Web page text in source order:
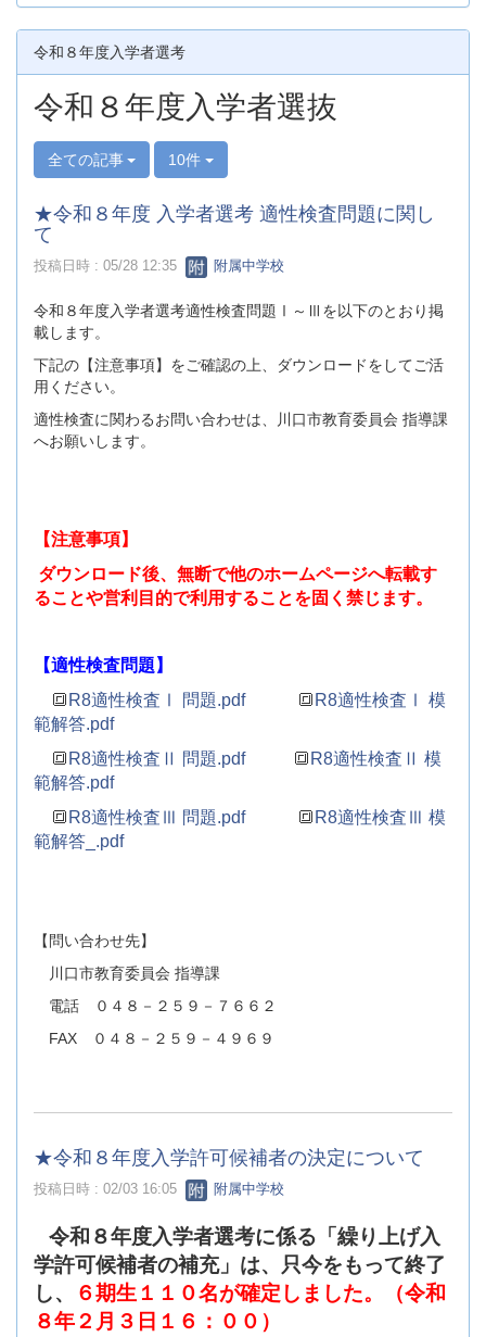
令和８年度入学者選考
令和８年度入学者選抜
全ての記事 10件
★令和８年度 入学者選考 適性検査問題に関し
て
投稿日時 : 05/28 12:35 附属中学校
令和８年度入学者選考適性検査問題Ⅰ～Ⅲを以下のとおり掲
載します。
下記の【注意事項】をご確認の上、ダウンロードをしてご活
用ください。
適性検査に関わるお問い合わせは、川口市教育委員会 指導課
へお願いします。
【注意事項】
ダウンロード後、無断で他のホームページへ転載す
ることや営利目的で利用することを固く禁じます。
【適性検査問題】
🔳 R8適性検査Ⅰ 問題.pdf🔳 R8適性検査Ⅰ 模
範解答.pdf
🔳 R8適性検査Ⅱ 問題.pdf🔳 R8適性検査Ⅱ 模
範解答.pdf
🔳 R8適性検査Ⅲ 問題.pdf🔳 R8適性検査Ⅲ 模
範解答_.pdf
【問い合わせ先】
川口市教育委員会 指導課
電話 ０４８－２５９－７６６２
FAX ０４８－２５９－４９６９
★令和８年度入学許可候補者の決定について
投稿日時 : 02/03 16:05 附属中学校
令和８年度入学者選考に係る「繰り上げ入
学許可候補者の補充」は、只今をもって終了
し、
６期生１１０名が確定しました。（令和
８年２月３日１６：００）